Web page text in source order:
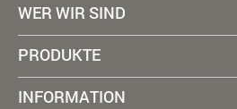
WER WIR SIND
PRODUKTE
INFORMATION